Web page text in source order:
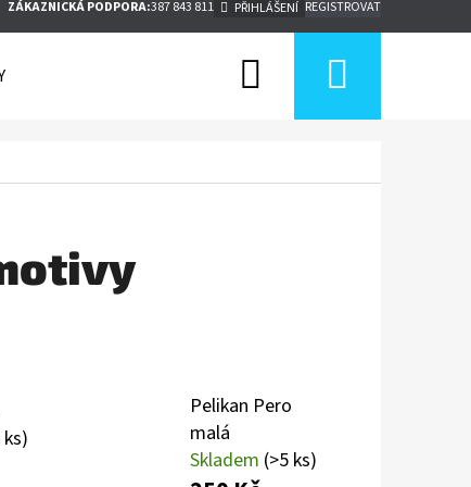
ZÁKAZNICKÁ PODPORA:387 843 811 PŘIHLÁŠENÍ REGISTROVAT
Hledat
ks)
Pelikan Pero
malá
Skladem (>5 ks)
Následující